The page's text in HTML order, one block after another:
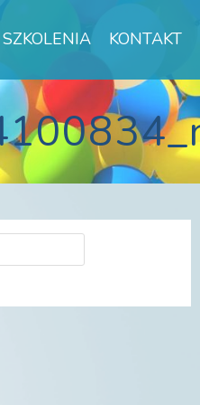
SZKOLENIA KONTAKT